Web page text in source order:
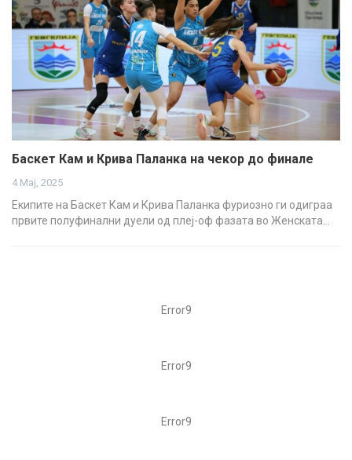
Баскет Кам и Крива Паланка на чекор до финале
4 Мај, 2025
Екипите на Баскет Кам и Крива Паланка фуриозно ги одиграа
првите полуфинални дуели од плеј-оф фазата во Женската…
Error9
Error9
Error9